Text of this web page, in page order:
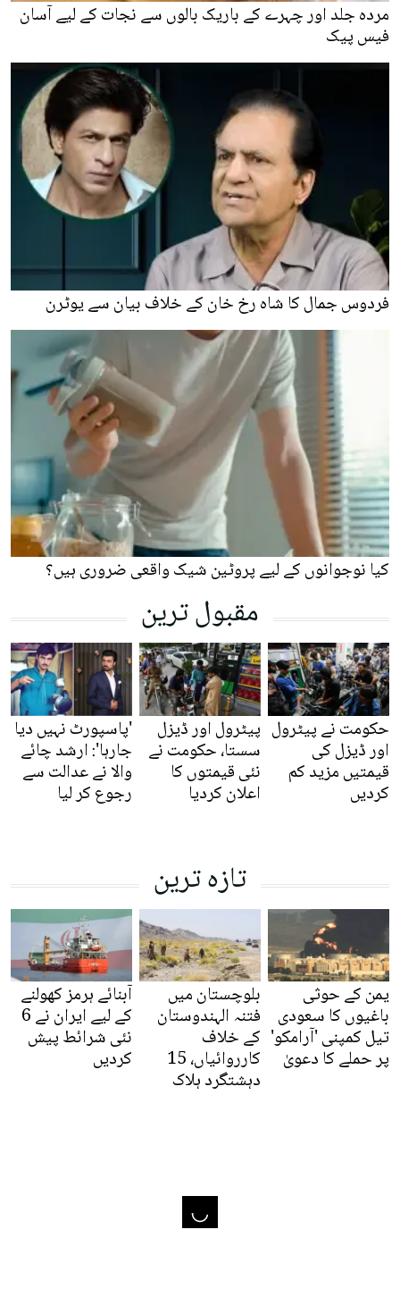
مردہ جلد اور چہرے کے باریک بالوں سے نجات کے لیے آسان
فیس پیک
فردوس جمال کا شاہ رخ خان کے خلاف بیان سے یوٹرن
کیا نوجوانوں کے لیے پروٹین شیک واقعی ضروری ہیں؟
مقبول ترین
حکومت نے پیٹرول
اور ڈیزل کی
قیمتیں مزید کم
کردیں
پیٹرول اور ڈیزل
سستا، حکومت نے
نئی قیمتوں کا
اعلان کردیا
'پاسپورٹ نہیں دیا
جارہا': ارشد چائے
والا نے عدالت سے
رجوع کر لیا
تازہ ترین
یمن کے حوثی
باغیوں کا سعودی
تیل کمپنی 'آرامکو'
پر حملے کا دعویٰ
بلوچستان میں
فتنہ الہندوستان
کے خلاف
کارروائیاں، 15
دہشتگرد ہلاک
آبنائے ہرمز کھولنے
کے لیے ایران نے 6
نئی شرائط پیش
کردیں